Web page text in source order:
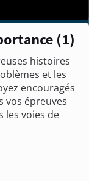
(1)
histoires
et les
encouragés
vos épreuves
les voies de